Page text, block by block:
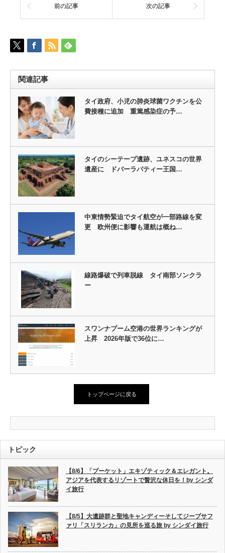
前の記事 次の記事
関連記事
タイ政府、小児の肺炎球菌ワクチンを公
費接種に追加 重篤感染症の予…
タイのシーテープ遺跡、ユネスコの世界
遺産に ドバーラバティー王国…
中東情勢緊迫でタイ航空が一部路線を変
更 欧州便に影響も運航は概ね…
線路爆破で列車脱線 タイ南部ソンクラ
ー
スワンナプーム空港の世界ランキングが
上昇 2026年版で36位に…
トップページに戻る
トピック
【8/6】「プーケット」エキゾティック＆エレガント。
アジアを代表するリゾートで贅沢な休日を！by シンダ
イ旅行
【8/5】大遺跡群と聖地キャンディーそしてジープサフ
ァリ「スリランカ」の見所を巡る旅 by シンダイ旅行